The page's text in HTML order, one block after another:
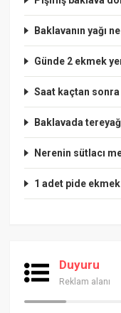
Baklavanın yağı
Günde 2 ekmek
Saat kaçtan
Baklavada
Nerenin sütlacı
1 adet pide
Duyuru
Reklam alanı